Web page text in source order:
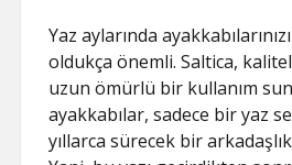
Yaz aylarında
oldukça önemli. Saltica,
uzun ömürlü bir kullanım
ayakkabılar, sadece bir yaz
yıllarca sürecek bir